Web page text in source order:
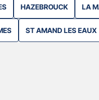
HAZEBROUCK LA
ST AMAND LES EAUX